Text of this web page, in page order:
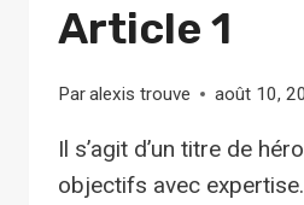
Article 1
Paralexis trouve août 10,
Il s’agit d’un titre de
objectifs avec